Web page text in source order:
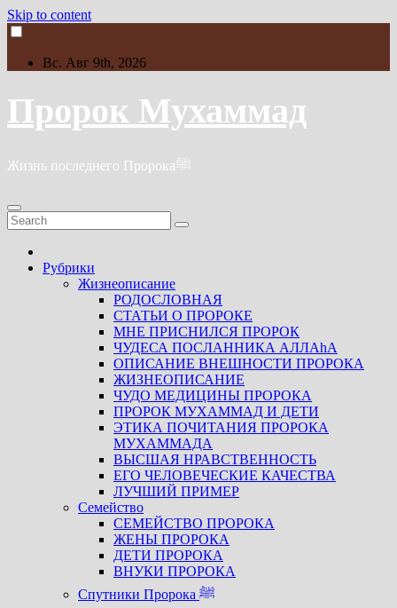
Skip to content
Вс. Авг 9th, 2026
Пророк Мухаммад
Жизнь последнего Пророкаﷺ
Рубрики
Жизнеописание
РОДОСЛОВНАЯ
СТАТЬИ О ПРОРОКЕ
МНЕ ПРИСНИЛСЯ ПРОРОК
ЧУДЕСА ПОСЛАННИКА АЛЛАhА
ОПИСАНИЕ ВНЕШНОСТИ ПРОРОКА
ЖИЗНЕОПИСАНИЕ
ЧУДО МЕДИЦИНЫ ПРОРОКА
ПРОРОК МУХАММАД И ДЕТИ
ЭТИКА ПОЧИТАНИЯ ПРОРОКА
МУХАММАДА
ВЫСШАЯ НРАВСТВЕННОСТЬ
ЕГО ЧЕЛОВЕЧЕСКИЕ КАЧЕСТВА
ЛУЧШИЙ ПРИМЕР
Семейство
СЕМЕЙСТВО ПРОРОКА
ЖЕНЫ ПРОРОКА
ДЕТИ ПРОРОКА
ВНУКИ ПРОРОКА
Спутники Пророка ﷺ